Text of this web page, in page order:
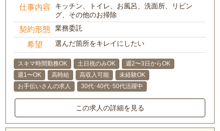
仕事内容
キッチン、トイレ、お風呂、洗面所、リビン
グ、その他のお掃除
契約形態 業務委託
希望 選んだ箇所をキレイにしたい
スキマ時間勤務OK 土日祝のみOK
週2〜3日からOK
週1〜OK
高時給 高収入可能
未経験OK
お手伝いさんの求人
30代･40代･50代活躍中
この求人の詳細を見る